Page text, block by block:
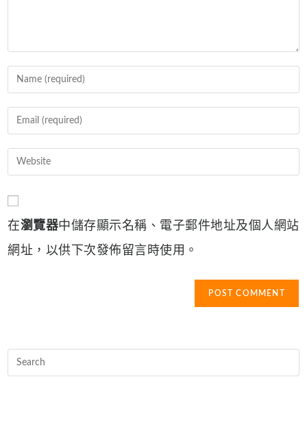
Enter
your
or
username
Enter
your
address
Enter
your
website
(optional)
在瀏覽器中儲存顯示名稱、電子郵件地址及個人網站
網址，以供下次發佈留言時使用。